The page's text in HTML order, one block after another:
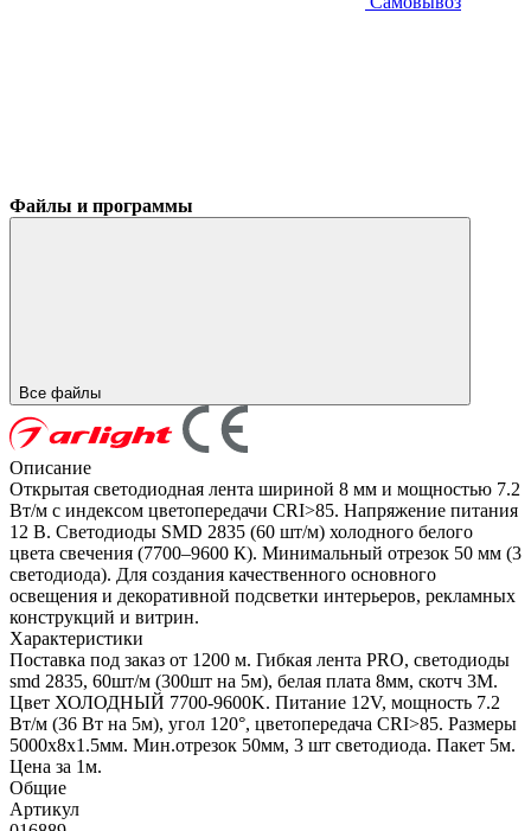
Файлы и программы
Все файлы
Описание
Открытая светодиодная лента шириной 8 мм и мощностью 7.2
Вт/м с индексом цветопередачи CRI>85. Напряжение питания
12 В. Светодиоды SMD 2835 (60 шт/м) холодного белого
цвета свечения (7700–9600 К). Минимальный отрезок 50 мм (3
светодиода). Для создания качественного основного
освещения и декоративной подсветки интерьеров, рекламных
конструкций и витрин.
Характеристики
Поставка под заказ от 1200 м. Гибкая лента PRO, светодиоды
smd 2835, 60шт/м (300шт на 5м), белая плата 8мм, скотч 3М.
Цвет ХОЛОДНЫЙ 7700-9600K. Питание 12V, мощность 7.2
Вт/м (36 Вт на 5м), угол 120°, цветопередача CRI>85. Размеры
5000х8x1.5мм. Мин.отрезок 50мм, 3 шт светодиода. Пакет 5м.
Цена за 1м.
Общие
Артикул